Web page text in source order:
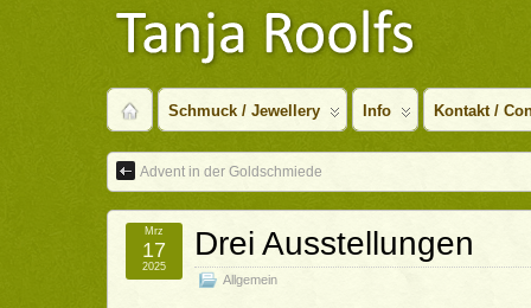
Schmuck / Jewellery Info Kontakt /
Advent in der Goldschmiede
Drei Ausstellungen
Allgemein
Mrz
17
2025